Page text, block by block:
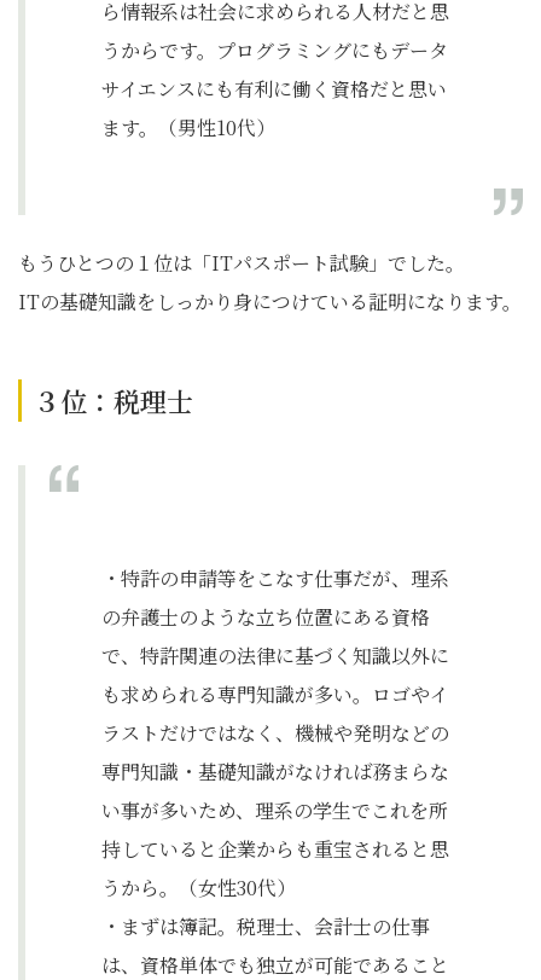
ら情報系は社会に求められる人材だと思
うからです。プログラミングにもデータ
サイエンスにも有利に働く資格だと思い
ます。（男性10代）
もうひとつの１位は「ITパスポート試験」でした。
ITの基礎知識をしっかり身につけている証明になります。
３位：税理士
・特許の申請等をこなす仕事だが、理系
の弁護士のような立ち位置にある資格
で、特許関連の法律に基づく知識以外に
も求められる専門知識が多い。ロゴやイ
ラストだけではなく、機械や発明などの
専門知識・基礎知識がなければ務まらな
い事が多いため、理系の学生でこれを所
持していると企業からも重宝されると思
うから。（女性30代）
・まずは簿記。税理士、会計士の仕事
は、資格単体でも独立が可能であること